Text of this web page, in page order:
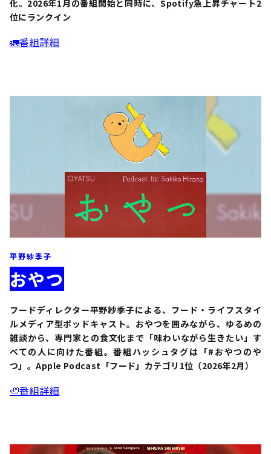
化。2026年1月の番組開始と同時に、Spotify急上昇チャート2
位にランクイン
🚛番組詳細
平野紗季子
おやつ
フードディレクター平野紗季子による、フード・ライフスタイ
ルメディア型ポッドキャスト。おやつを囲みながら、ゆるめの
雑談から、専門家との食文化まで「味わいながら生きたい」す
べての人に向けた番組。番組ハッシュタグは「#おやつのや
つ」。Apple Podcast「フード」カテゴリ1位（2026年2月）
🦥番組詳細